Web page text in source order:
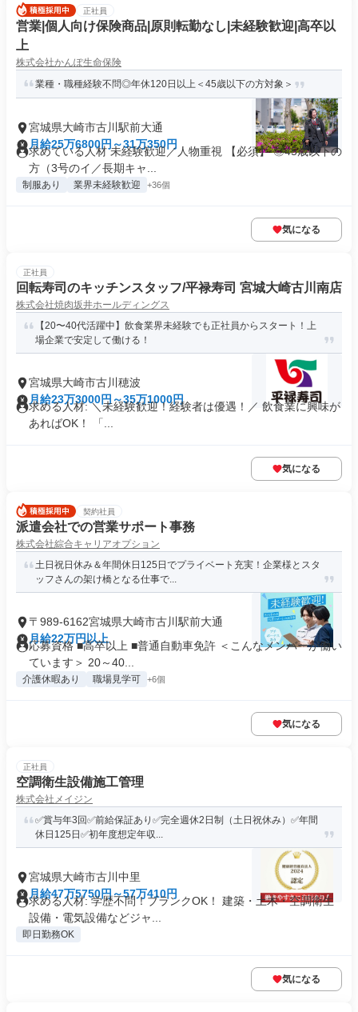
正社員
営業|個人向け保険商品|原則転勤なし|未経験歓迎|高卒以
上
株式会社かんぽ生命保険
業種・職種経験不問◎年休120日以上＜45歳以下の方対象＞
宮城県大崎市古川駅前大通
月給25万6800円～31万350円
求めている人材 未経験歓迎／人物重視 【必須】 ◎45歳以下の
方（3号のイ／長期キャ...
制服あり 業界未経験歓迎 +36個
気になる
正社員
回転寿司のキッチンスタッフ/平禄寿司 宮城大崎古川南店
株式会社焼肉坂井ホールディングス
【20〜40代活躍中】飲食業界未経験でも正社員からスタート！上
場企業で安定して働ける！
宮城県大崎市古川穂波
月給23万3000円～35万1000円
求める人材: ＼未経験歓迎！経験者は優遇！／ 飲食業に興味が
あればOK！ 「...
気になる
契約社員
派遣会社での営業サポート事務
株式会社綜合キャリアオプション
土日祝日休み＆年間休日125日でプライベート充実！企業様とスタ
ッフさんの架け橋となる仕事で...
〒989-6162宮城県大崎市古川駅前大通
月給22万円以上
応募資格 ■高卒以上 ■普通自動車免許 ＜こんなメンバーが働い
ています＞ 20～40...
介護休暇あり 職場見学可 +6個
気になる
正社員
空調衛生設備施工管理
株式会社メイジン
✅賞与年3回✅前給保証あり✅完全週休2日制（土日祝休み）✅年間
休日125日✅初年度想定年収...
宮城県大崎市古川中里
月給47万5750円～57万410円
求める人材: 学歴不問！ブランクOK！ 建築・土木・空調衛生
設備・電気設備などジャ...
即日勤務OK
気になる